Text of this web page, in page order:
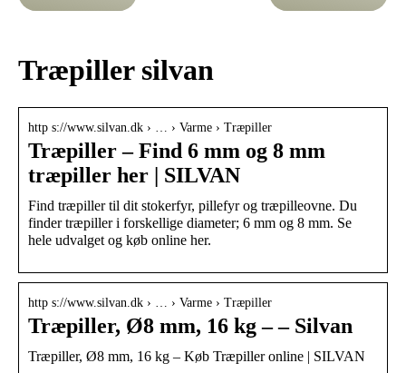
Træpiller silvan
http s://www.silvan.dk › … › Varme › Træpiller
Træpiller – Find 6 mm og 8 mm
træpiller her | SILVAN
Find træpiller til dit stokerfyr, pillefyr og træpilleovne. Du
finder træpiller i forskellige diameter; 6 mm og 8 mm. Se
hele udvalget og køb online her.
http s://www.silvan.dk › … › Varme › Træpiller
Træpiller, Ø8 mm, 16 kg – – Silvan
Træpiller, Ø8 mm, 16 kg – Køb Træpiller online | SILVAN